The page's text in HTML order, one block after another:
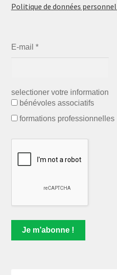
Politique de données
E-mail *
selectioner votre information
bénévoles associatifs
formations professionnelles